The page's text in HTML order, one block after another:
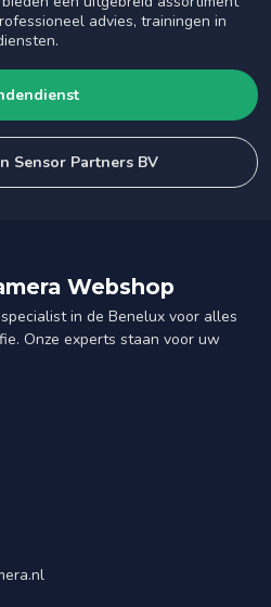
advies, trainingen in
Sensor Partners BV
Webshop
in de Benelux voor alles
Onze experts staan voor uw